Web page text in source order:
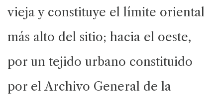
vieja y constituye el límite oriental
más alto del sitio; hacia el oeste,
por un tejido urbano constituido
por el Archivo General de la